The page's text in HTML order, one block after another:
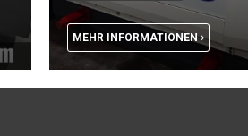
MEHR INFORMATIONEN